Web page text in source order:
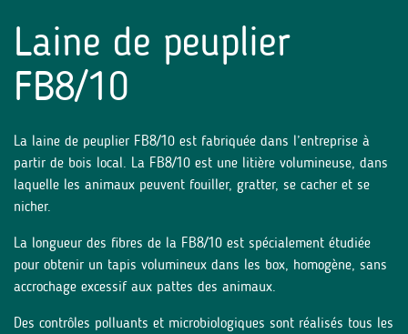
Laine de peuplier
FB8/10
La laine de peuplier FB8/10 est fabriquée dans l’entreprise à
partir de bois local. La FB8/10 est une litière volumineuse, dans
laquelle les animaux peuvent fouiller, gratter, se cacher et se
nicher.
La longueur des fibres de la FB8/10 est spécialement étudiée
pour obtenir un tapis volumineux dans les box, homogène, sans
accrochage excessif aux pattes des animaux.
Des contrôles polluants et microbiologiques sont réalisés tous les